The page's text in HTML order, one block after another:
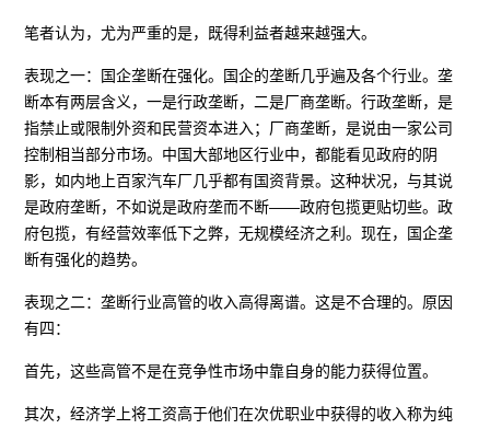
笔者认为，尤为严重的是，既得利益者越来越强大。
表现之一：国企垄断在强化。国企的垄断几乎遍及各个行业。垄
断本有两层含义，一是行政垄断，二是厂商垄断。行政垄断，是
指禁止或限制外资和民营资本进入；厂商垄断，是说由一家公司
控制相当部分市场。中国大部地区行业中，都能看见政府的阴
影，如内地上百家汽车厂几乎都有国资背景。这种状况，与其说
是政府垄断，不如说是政府垄而不断——政府包揽更贴切些。政
府包揽，有经营效率低下之弊，无规模经济之利。现在，国企垄
断有强化的趋势。
表现之二：垄断行业高管的收入高得离谱。这是不合理的。原因
有四：
首先，这些高管不是在竞争性市场中靠自身的能力获得位置。
其次，经济学上将工资高于他们在次优职业中获得的收入称为纯